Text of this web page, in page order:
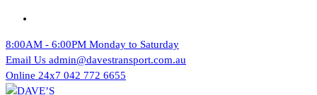
Skip
content
8:00AM - 6:00PM Monday to Saturday
Email Us admin@davestransport.com.au
Online 24x7 042 772 6655